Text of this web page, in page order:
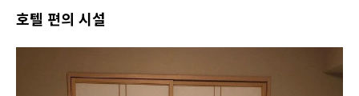
호텔 편의 시설